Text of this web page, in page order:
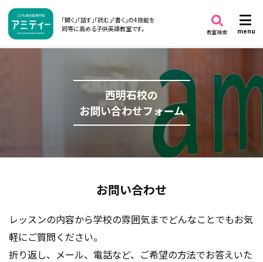
「聞く」「話す」「読む」「書く」の4技能を
同等に高める子供英語教室です。
menu
教室検索
西明石校の
お問い合わせフォーム
お問い合わせ
レッスンの内容から学校の雰囲気までどんなことでもお気
軽にご質問ください。
折り返し、メール、電話など、ご希望の方法でお答えいた